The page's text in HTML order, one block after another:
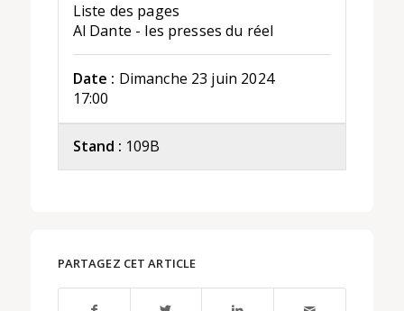
Liste des pages
Al Dante - les presses du réel
Date : Dimanche 23 juin 2024
17:00
Stand : 109B
PARTAGEZ CET ARTICLE